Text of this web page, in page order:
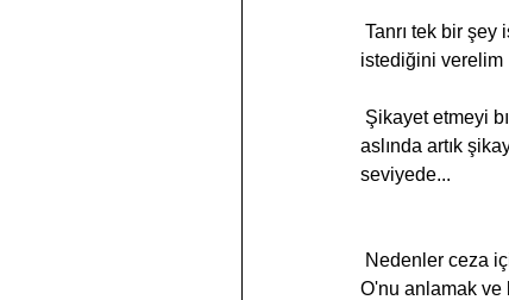
istediğini verelim
aslında artık
seviyede...
O'nu anlamak ve